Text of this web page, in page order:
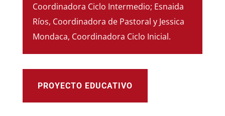
Coordinadora Ciclo Intermedio; Esnaida
Ríos, Coordinadora de Pastoral y Jessica
Mondaca, Coordinadora Ciclo Inicial.
PROYECTO EDUCATIVO